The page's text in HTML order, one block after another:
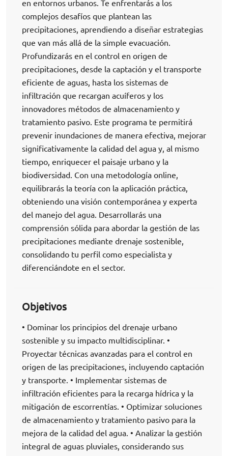
en entornos urbanos. Te enfrentarás a los
complejos desafíos que plantean las
precipitaciones, aprendiendo a diseñar estrategias
que van más allá de la simple evacuación.
Profundizarás en el control en origen de
precipitaciones, desde la captación y el transporte
eficiente de aguas, hasta los sistemas de
infiltración que recargan acuíferos y los
innovadores métodos de almacenamiento y
tratamiento pasivo. Este programa te permitirá
prevenir inundaciones de manera efectiva, mejorar
significativamente la calidad del agua y, al mismo
tiempo, enriquecer el paisaje urbano y la
biodiversidad. Con una metodología online,
equilibrarás la teoría con la aplicación práctica,
obteniendo una visión contemporánea y experta
del manejo del agua. Desarrollarás una
comprensión sólida para abordar la gestión de las
precipitaciones mediante drenaje sostenible,
consolidando tu perfil como especialista y
diferenciándote en el sector.
Objetivos
• Dominar los principios del drenaje urbano
sostenible y su impacto multidisciplinar. •
Proyectar técnicas avanzadas para el control en
origen de las precipitaciones, incluyendo captación
y transporte. • Implementar sistemas de
infiltración eficientes para la recarga hídrica y la
mitigación de escorrentías. • Optimizar soluciones
de almacenamiento y tratamiento pasivo para la
mejora de la calidad del agua. • Analizar la gestión
integral de aguas pluviales, considerando sus